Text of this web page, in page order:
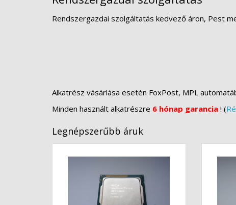
Rendszergazdai szolgáltatás kedvező áron, Pest
Alkatrész vásárlása esetén FoxPost, MPL
Minden használt alkatrészre 6 hónap garancia ! (
Legnépszerűbb áruk